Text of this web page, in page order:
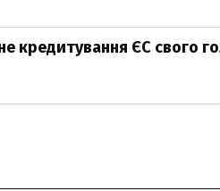
кредитування ЄС свого